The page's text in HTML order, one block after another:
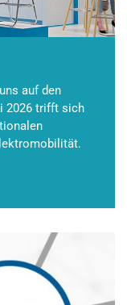
auf den
2026 trifft sich